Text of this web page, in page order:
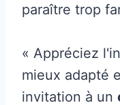
paraître trop
« Appréciez
mieux adapté
invitation à un